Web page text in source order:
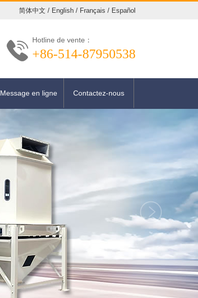
简体中文 / English / Français / Español
Hotline de vente：
+86-514-87950538
Message en ligne Contactez-nous